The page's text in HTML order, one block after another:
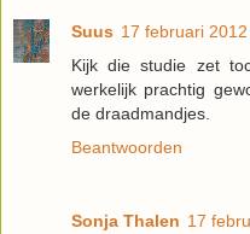
Suus 17 februari
Kijk die studie zet
werkelijk prachtig
de draadmandjes.
Beantwoorden
Sonja Thalen 17